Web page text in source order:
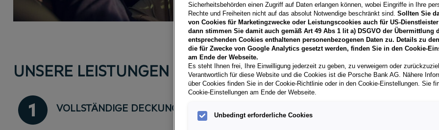
UNSERE LEISTUNGEN
VOLLSTÄNDIGE DECKUNG.
Sicherheitsbehörden einen Zugriff auf Daten erlangen können, wobei Eingriffe in Ihre
Rechte und Freiheiten nicht auf das absolut Notwendige beschränkt sind. Sollten Sie
von Cookies für Marketingzwecke oder Leistungscookies auch für US-
dann stimmen Sie damit auch gemäß Art 49 Abs 1 lit a) DSGVO der Übermittlung
entsprechenden Cookies enthaltenen personenbezogenen Daten zu. Details zu
die für Zwecke von Google Analytics gesetzt werden, finden Sie in den Cookie-
am Ende der Webseite.
Es steht Ihnen frei, Ihre Einwilligung jederzeit zu geben, zu verweigern oder
Verantwortlich für diese Website und die Cookies ist die Porsche Bank AG. Nähere
über Cookies finden Sie in der Cookie-Richtlinie oder in den Cookie-Einstellungen. Sie
Cookie-Einstellungen am Ende der Webseite.
Unbedingt erforderliche Cookies